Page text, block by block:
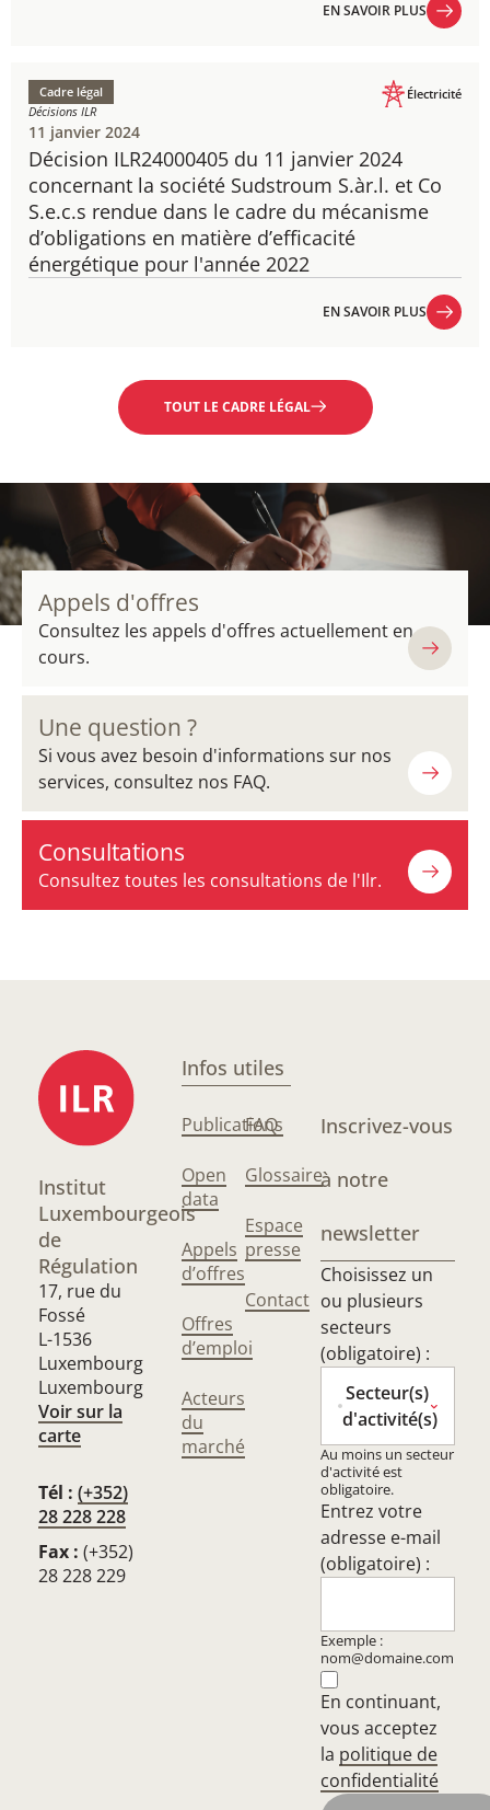
EN SAVOIR PLUS
Décision ILR24000405 du 11 janvier 2024
​concernant la société Sudstroum S.àr.l. et Co
S.e.c.s rendue dans le cadre du mécanisme
d’obligations en matière d’efficacité
énergétique pour l'année 2022
Cadre légal
Décisions ILR
Électricité
11 janvier 2024
EN SAVOIR PLUS
TOUT LE CADRE LÉGAL
Appels d'offres
Consultez les appels d'offres actuellement en
cours.
Une question ?
Si vous avez besoin d'informations sur nos
services, consultez nos FAQ.
Consultations
Consultez toutes les consultations de l'Ilr.
Institut
Luxembourgeois
de
Régulation
17, rue du
Fossé
L-1536
Luxembourg
Luxembourg
Voir sur la
carte
Tél : (+352)
28 228 228
Fax : (+352)
28 228 229
Infos utiles
Publications
Open
data
Appels
d’offres
Offres
d’emploi
Acteurs
du
marché
FAQ
Glossaire
Espace
presse
Contact
Inscrivez-vous
à notre
newsletter
Choisissez un
ou plusieurs
secteurs
(obligatoire) :
Secteur(s)
d'activité(s)
Au moins un secteur
d'activité est
obligatoire.
Entrez votre
adresse e-mail
(obligatoire) :
Exemple :
nom@domaine.com
En continuant,
vous acceptez
la politique de
confidentialité